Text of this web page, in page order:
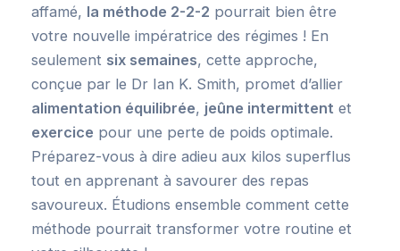
affamé, la méthode 2-2-2 pourrait bien être
votre nouvelle impératrice des régimes ! En
seulement six semaines, cette approche,
conçue par le Dr Ian K. Smith, promet d’allier
alimentation équilibrée, jeûne intermittent et
exercice pour une perte de poids optimale.
Préparez-vous à dire adieu aux kilos superflus
tout en apprenant à savourer des repas
savoureux. Étudions ensemble comment cette
méthode pourrait transformer votre routine et